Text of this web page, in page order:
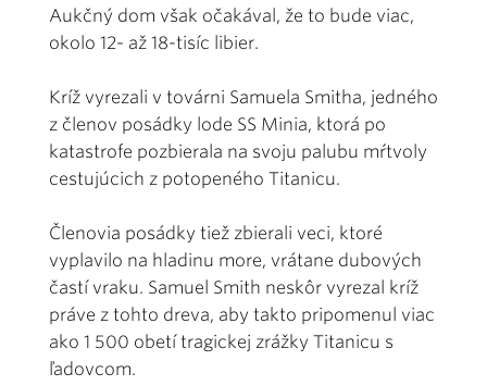
Aukčný dom však očakával, že to bude viac,
okolo 12- až 18-tisíc libier.
Kríž vyrezali v továrni Samuela Smitha, jedného
z členov posádky lode SS Minia, ktorá po
katastrofe pozbierala na svoju palubu mŕtvoly
cestujúcich z potopeného Titanicu.
Členovia posádky tiež zbierali veci, ktoré
vyplavilo na hladinu more, vrátane dubových
častí vraku. Samuel Smith neskôr vyrezal kríž
práve z tohto dreva, aby takto pripomenul viac
ako 1 500 obetí tragickej zrážky Titanicu s
ľadovcom.